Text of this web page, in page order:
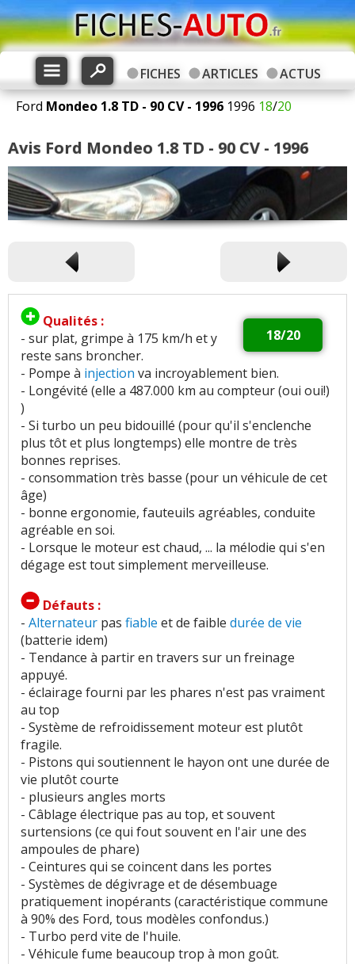
FICHES ARTICLES
ACTUS
Ford Mondeo 1.8 TD - 90 CV - 1996 1996 18/20
Avis Ford Mondeo 1.8 TD - 90 CV - 1996
18/20
Qualités :
- sur plat, grimpe à 175 km/h et y
reste sans broncher.
- Pompe à injection va incroyablement bien.
- Longévité (elle a 487.000 km au compteur (oui oui!)
)
- Si turbo un peu bidouillé (pour qu'il s'enclenche
plus tôt et plus longtemps) elle montre de très
bonnes reprises.
- consommation très basse (pour un véhicule de cet
âge)
- bonne ergonomie, fauteuils agréables, conduite
agréable en soi.
- Lorsque le moteur est chaud, ... la mélodie qui s'en
dégage est tout simplement merveilleuse.
Défauts :
- Alternateur pas fiable et de faible durée de vie
(batterie idem)
- Tendance à partir en travers sur un freinage
appuyé.
- éclairage fourni par les phares n'est pas vraiment
au top
- Système de refroidissement moteur est plutôt
fragile.
- Pistons qui soutiennent le hayon ont une durée de
vie plutôt courte
- plusieurs angles morts
- Câblage électrique pas au top, et souvent
surtensions (ce qui fout souvent en l'air une des
ampoules de phare)
- Ceintures qui se coincent dans les portes
- Systèmes de dégivrage et de désembuage
pratiquement inopérants (caractéristique commune
à 90% des Ford, tous modèles confondus.)
- Turbo perd vite de l'huile.
- Véhicule fume beaucoup trop à mon goût.